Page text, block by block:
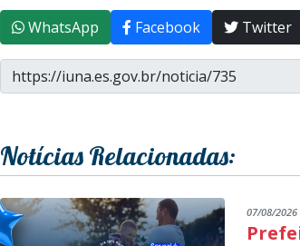
WhatsApp Facebook Twitter
Notícias Relacionadas:
07/08/2026